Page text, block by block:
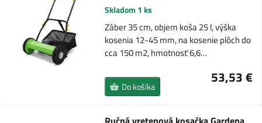
Skladom 1 ks
Záber 35 cm, objem koša 25 l, výška
kosenia 12-45 mm, na kosenie plôch do
cca 150 m2, hmotnosť 6,6…
53,53 €
Do košíka